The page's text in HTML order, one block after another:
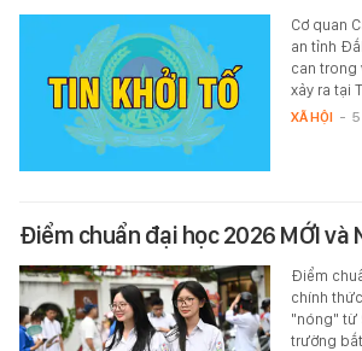
Cơ quan
an tỉnh
can trong
xảy ra tại
XÃ HỘI -
Điểm chuẩn đại học 2026 MỚI và
Điểm
chính
"nóng" từ
trường